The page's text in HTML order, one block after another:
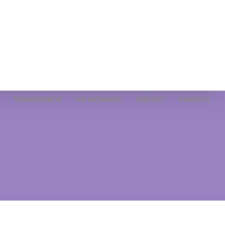
TRANSPARENCIA VOLUNTARIADO ASÓCIATE CONTACTO